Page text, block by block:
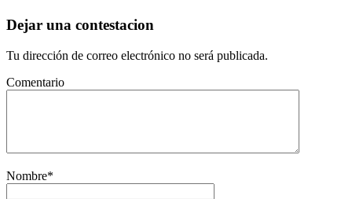
Dejar una contestacion
Tu dirección de correo electrónico no será publicada.
Comentario
Nombre*